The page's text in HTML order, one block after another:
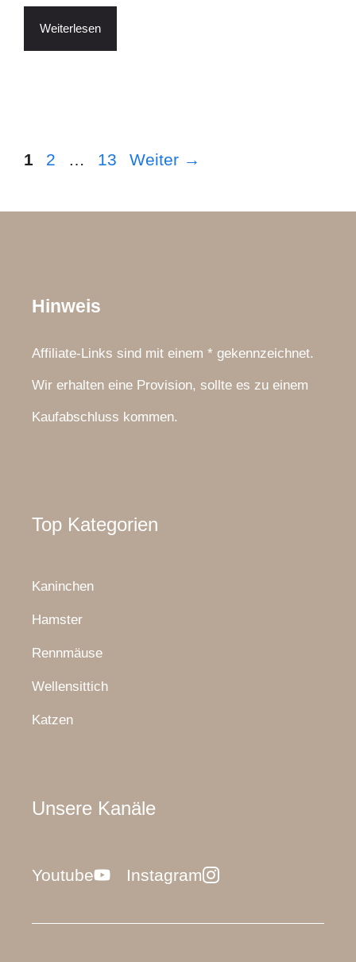
Weiterlesen
Seite
1 Seite
2 … Seite
13 Weiter →
Hinweis
Affiliate-Links sind mit einem * gekennzeichnet.
Wir erhalten eine Provision, sollte es zu einem
Kaufabschluss kommen.
Top Kategorien
Kaninchen
Hamster
Rennmäuse
Wellensittich
Katzen
Unsere Kanäle
Youtube Instagram